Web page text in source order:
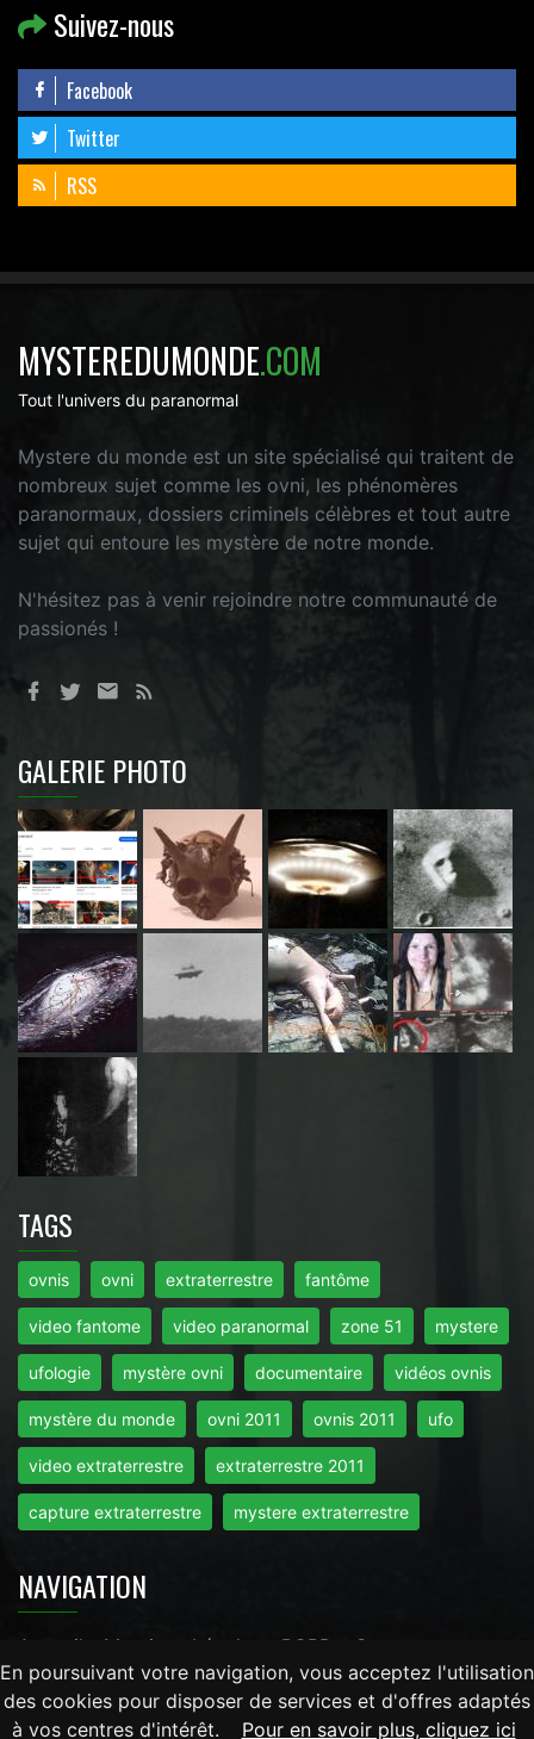
En poursuivant votre navigation, vous acceptez l'utilisation
des cookies pour disposer de services et d'offres adaptés
à vos centres d'intérêt.
Pour en savoir plus, cliquez ici
Suivez-nous
Facebook
Twitter
RSS
MYSTEREDUMONDE.COM
Tout l'univers du paranormal
Mystere du monde est un site spécialisé qui traitent de
nombreux sujet comme les ovni, les phénomères
paranormaux, dossiers criminels célèbres et tout autre
sujet qui entoure les mystère de notre monde.
N'hésitez pas à venir rejoindre notre communauté de
passionés !
GALERIE PHOTO
TAGS
ovnis ovni extraterrestre fantôme
video fantome video paranormal zone 51 mystere
ufologie mystère ovni documentaire vidéos ovnis
mystère du monde ovni 2011 ovnis 2011 ufo
video extraterrestre extraterrestre 2011
capture extraterrestre mystere extraterrestre
NAVIGATION
Accueil Mentions Légales RGPD Contact
Tout droits réservés © 2026 - Mysteredumonde.com -